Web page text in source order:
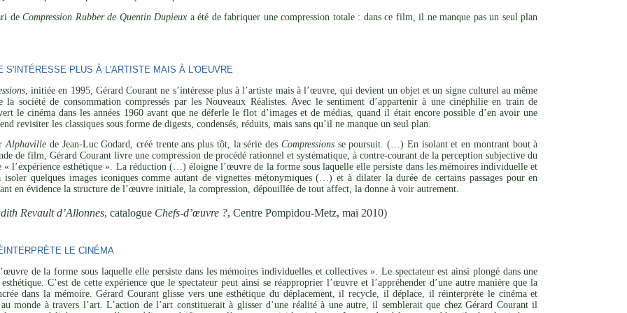
deCompression Rubber de Quentin Dupieux a été de fabriquer une compression totale : dans ce film, il ne manque pas un seul plan
S'INTÉRESSE PLUS À L'ARTISTE MAIS À L'OEUVRE
, initiée en 1995, Gérard Courant ne s’intéresse plus à l’artiste mais à l’œuvre, qui devient un objet et un signe culturel au même
société de consommation compressés par les Nouveaux Réalistes. Avec le sentiment d’appartenir à une cinéphilie en train de
le cinéma dans les années 1960 avant que ne déferle le flot d’images et de médias, quand il était encore possible d’en avoir une
revisiter les classiques sous forme de digests, condensés, réduits, mais sans qu’il ne manque un seul plan.
Alphaville de Jean-Luc Godard, créé trente ans plus tôt, la série des Compressionsse poursuit. (…) En isolant et en montrant bout à
de film, Gérard Courant livre une compression de procédé rationnel et systématique, à contre-courant de la perception subjective du
« l’expérience esthétique ». La réduction (…) éloigne l’œuvre de la forme sous laquelle elle persiste dans les mémoires individuelle et
quelques images iconiques comme autant de vignettes métonymiques (…) et à dilater la durée de certains passages pour en
en évidence la structure de l’œuvre initiale, la compression, dépouillée de tout affect, la donne à voir autrement.
Revault d’Allonnes, catalogue Chefs-d’œuvre ?, Centre Pompidou-Metz, mai 2010)
LE CINÉMA
de la forme sous laquelle elle persiste dans les mémoires individuelles et collectives ». Le spectateur est ainsi plongé dans une
C’est de cette expérience que le spectateur peut ainsi se réapproprier l’œuvre et l’appréhender d’une autre manière que la
dans la mémoire. Gérard Courant glisse vers une esthétique du déplacement, il recycle, il déplace, il réinterprète le cinéma et
monde à travers l’art. L’action de l’art constituerait à glisser d’une réalité à une autre, il semblerait que chez Gérard Courant il